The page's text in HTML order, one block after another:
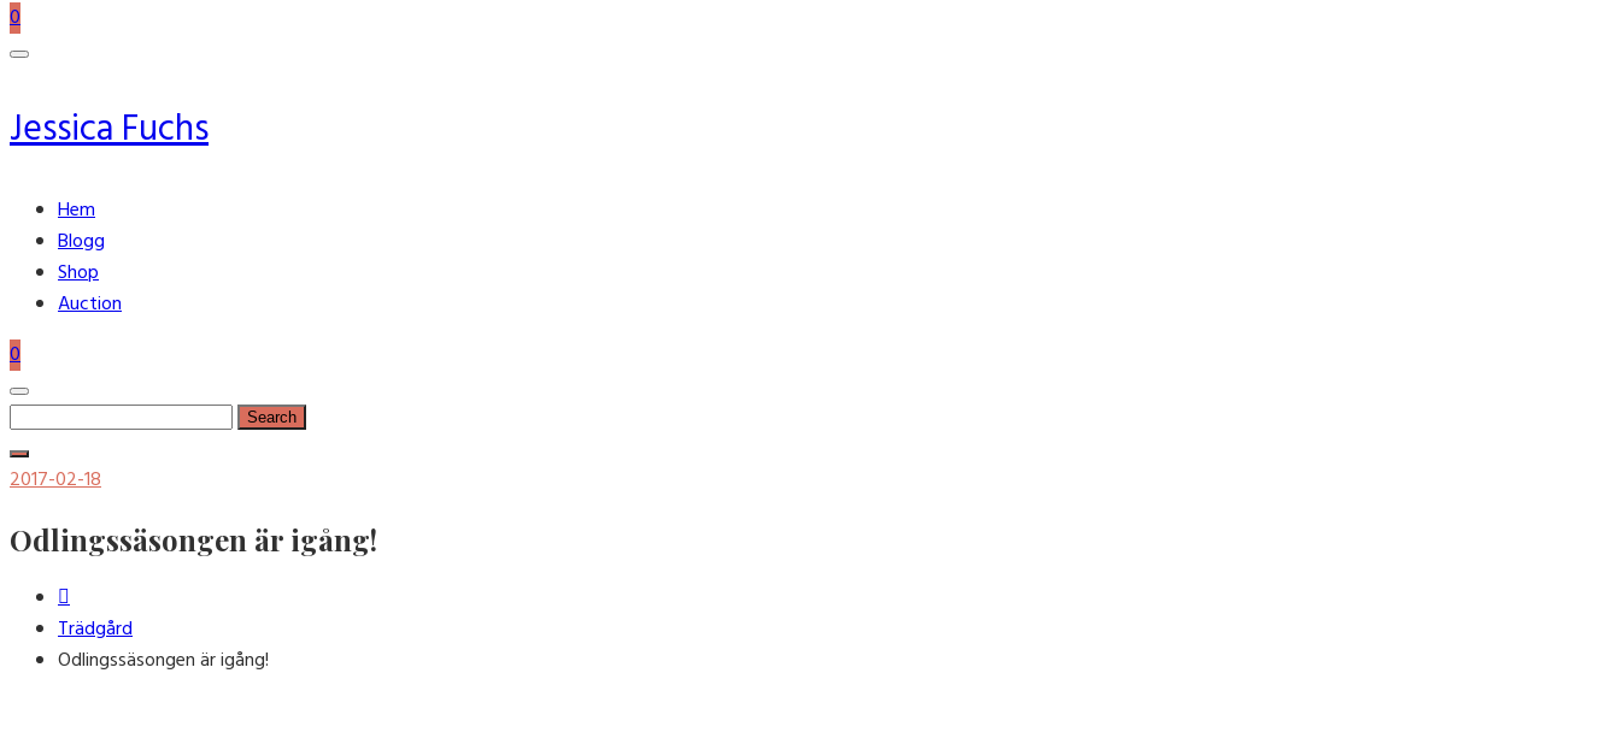
0
Jessica Fuchs
Hem
Blogg
Shop
Auction
0
Search
for:
Posted
2017-02-18
Odlingssäsongen är igång!
Trädgård
Odlingssäsongen är igång!